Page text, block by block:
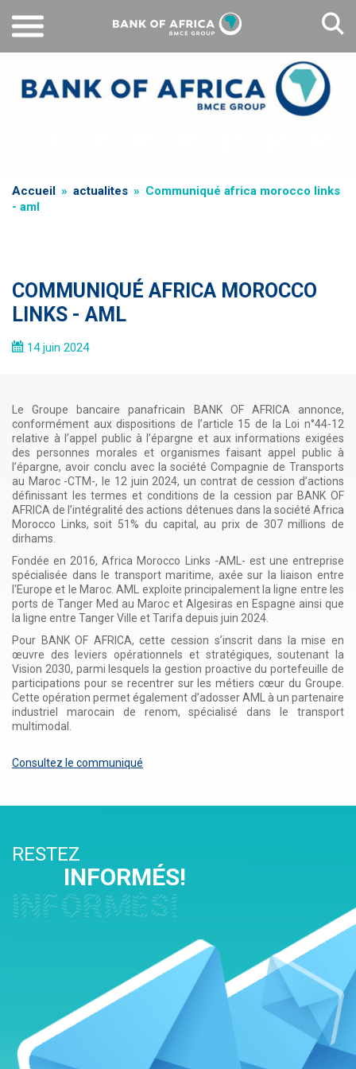
au
contenu
principal
Fil
Accueil actualites
Communiqué africa morocco links
- aml
COMMUNIQUÉ AFRICA MOROCCO
LINKS - AML
14 juin 2024
Le Groupe bancaire panafricain BANK OF AFRICA annonce,
conformément aux dispositions de l’article 15 de la Loi n°44-12
relative à l’appel public à l’épargne et aux informations exigées
des personnes morales et organismes faisant appel public à
l’épargne, avoir conclu avec la société Compagnie de Transports
au Maroc -CTM-, le 12 juin 2024, un contrat de cession d’actions
définissant les termes et conditions de la cession par BANK OF
AFRICA de l’intégralité des actions détenues dans la société Africa
Morocco Links, soit 51% du capital, au prix de 307 millions de
dirhams.
Fondée en 2016, Africa Morocco Links -AML- est une entreprise
spécialisée dans le transport maritime, axée sur la liaison entre
l'Europe et le Maroc. AML exploite principalement la ligne entre les
ports de Tanger Med au Maroc et Algesiras en Espagne ainsi que
la ligne entre Tanger Ville et Tarifa depuis juin 2024.
Pour BANK OF AFRICA, cette cession s’inscrit dans la mise en
œuvre des leviers opérationnels et stratégiques, soutenant la
Vision 2030, parmi lesquels la gestion proactive du portefeuille de
participations pour se recentrer sur les métiers cœur du Groupe.
Cette opération permet également d’adosser AML à un partenaire
industriel marocain de renom, spécialisé dans le transport
multimodal.
Consultez le communiqué
RESTEZ
INFORMÉS!
INFORMÉS!